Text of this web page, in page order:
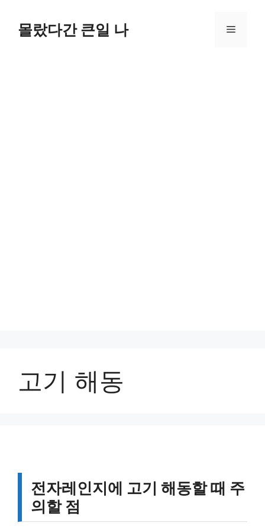
몰랐다간 큰일 나 메
고기 해동
전자레인지에 고기 해동할 때 주
의할 점